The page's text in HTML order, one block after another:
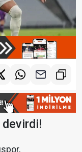
devirdi!